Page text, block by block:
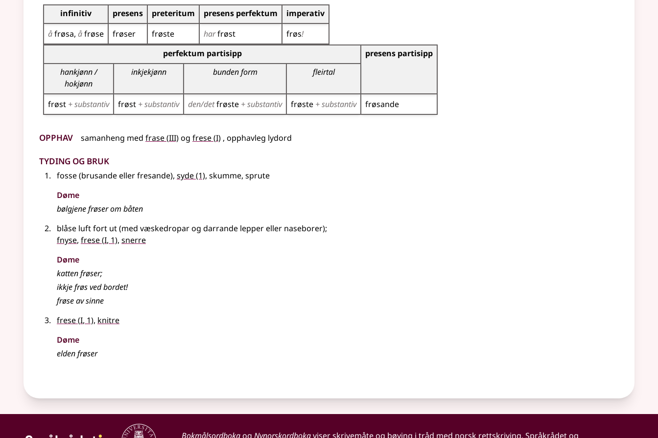
Bøyningstabell for dette verbet
infinitiv presens preteritum presens perfektum
imperativ
åfrøsa åfrøse frøser frøste harfrøst frøs!
Bøyningstabell for dette verbet (partisippformer)
perfektum partisipp
presens partisipp
hankjønn /
hokjønn
inkjekjønn bunden form fleirtal
frøst + substantiv frøst + substantiv den/detfrøste + substantiv frøste + substantiv frøsande
Opphav samanheng med frase(3
III)og frese(1
I) , opphavleg lydord
Tyding og bruk
fosse (brusandeellerfresande), syde(1), skumme, sprute
Døme
bølgjene frøser om båten
blåse luft fort ut (med væskedropar og darrande leppereller naseborer);
fnyse, frese(1
I, 1), snerre
Døme
katten frøser;
ikkje frøs ved bordet!
frøse av sinne
frese(1
I, 1), knitre
Døme
elden frøser
Bokmålsordbokaog Nynorskordbokaviser skrivemåte og bøying i tråd med norsk rettskriving. Språkrådet og